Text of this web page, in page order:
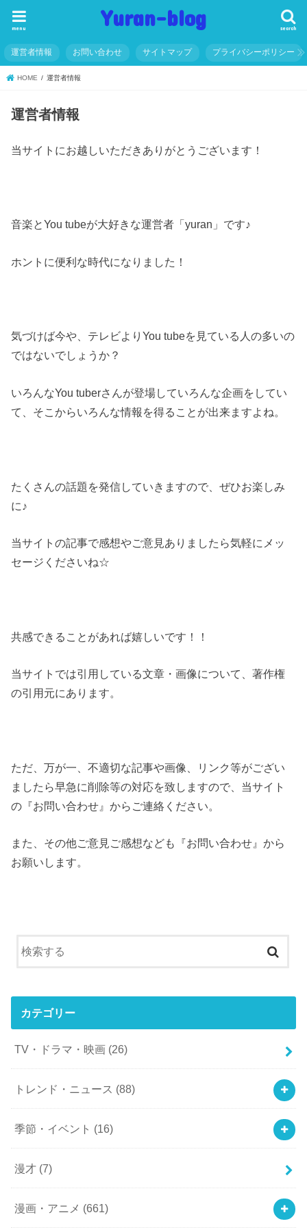
Yuran-blog search
menu
運営者情報 お問い合わせ サイトマップ プライバシーポリシー
HOME 運営者情報
運営者情報
当サイトにお越しいただきありがとうございます！
音楽とYou tubeが大好きな運営者「yuran」です♪
ホントに便利な時代になりました！
気づけば今や、テレビよりYou tubeを見ている人の多いの
ではないでしょうか？
いろんなYou tuberさんが登場していろんな企画をしてい
て、そこからいろんな情報を得ることが出来ますよね。
たくさんの話題を発信していきますので、ぜひお楽しみ
に♪
当サイトの記事で感想やご意見ありましたら気軽にメッ
セージくださいね☆
共感できることがあれば嬉しいです！！
当サイトでは引用している文章・画像について、著作権
の引用元にあります。
ただ、万が一、不適切な記事や画像、リンク等がござい
ましたら早急に削除等の対応を致しますので、当サイト
の『お問い合わせ』からご連絡ください。
また、その他ご意見ご感想なども『お問い合わせ』から
お願いします。
カテゴリー
TV・ドラマ・映画 (26)
トレンド・ニュース (88)
季節・イベント (16)
漫才 (7)
漫画・アニメ (661)